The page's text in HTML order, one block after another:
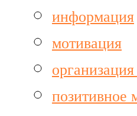
информация
мотивация
позитивное